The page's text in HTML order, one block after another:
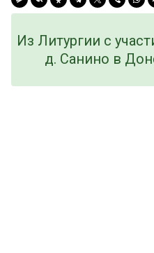
Из Литургии с
д. Санино в